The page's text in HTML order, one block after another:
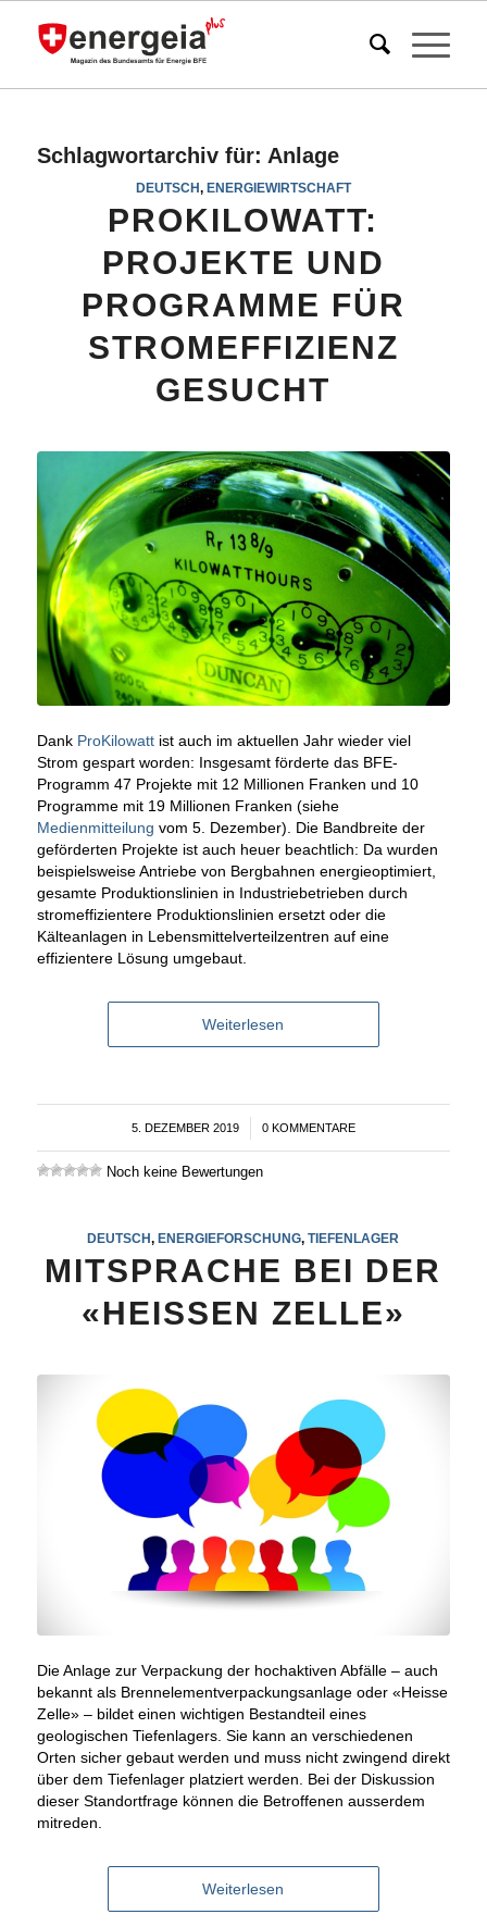
Schlagwortarchiv für: Anlage
DEUTSCH, ENERGIEWIRTSCHAFT
PROKILOWATT:
PROJEKTE UND
PROGRAMME FÜR
STROMEFFIZIENZ
GESUCHT
Dank ProKilowattist auch im aktuellen Jahr wieder viel
Strom gespart worden: Insgesamt förderte das BFE-
Programm 47 Projekte mit 12 Millionen Franken und 10
Programme mit 19 Millionen Franken (siehe
Medienmitteilung vom 5. Dezember). Die Bandbreite der
geförderten Projekte ist auch heuer beachtlich: Da wurden
beispielsweise Antriebe von Bergbahnen energieoptimiert,
gesamte Produktionslinien in Industriebetrieben durch
stromeffizientere Produktionslinien ersetzt oder die
Kälteanlagen in Lebensmittelverteilzentren auf eine
effizientere Lösung umgebaut.
Weiterlesen
5. DEZEMBER 2019
/ 0 KOMMENTARE
Noch keine Bewertungen
DEUTSCH, ENERGIEFORSCHUNG,TIEFENLAGER
MITSPRACHE BEI DER
«HEISSEN ZELLE»
Die Anlage zur Verpackung der hochaktiven Abfälle – auch
bekannt als Brennelementverpackungsanlage oder «Heisse
Zelle» – bildet einen wichtigen Bestandteil eines
geologischen Tiefenlagers. Sie kann an verschiedenen
Orten sicher gebaut werden und muss nicht zwingend direkt
über dem Tiefenlager platziert werden. Bei der Diskussion
dieser Standortfrage können die Betroffenen ausserdem
mitreden.
Weiterlesen